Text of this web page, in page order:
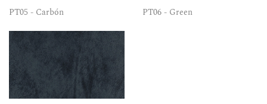
PT05 - Carbón PT06 - Green